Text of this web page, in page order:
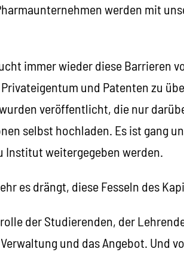
werden mit
immer wieder diese Barrieren
und Patenten zu
veröffentlicht, die nur
selbst hochladen. Es ist gang
Institut weitergegeben werden.
es drängt, diese Fesseln des
der Studierenden, der
und das Angebot. Und